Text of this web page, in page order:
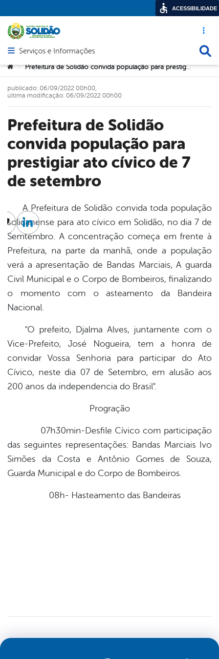
Acesso
Abrir menu principal de navegação
Serviços e Informações
Você está aqui:
> Prefeitura de Solidão convida população para prestigiar ato cívico de 7 de setembro
Prefeitura de Solidão
convida população para
prestigiar ato cívico de 7
de setembro
publicado: 06/09/2022 00h00,
última modificação: 06/09/2022 00h00
A Prefeitura de Solidão convida toda população
solidanense para ato cívico em Solidão, no dia 7 de
Semtembro. A concentração começa em frente à
Prefeitura, na parte da manhã, onde a população
verá a apresentação de Bandas Marciais, A guarda
Civil Municipal e o Corpo de Bombeiros, finalizando
o momento com o asteamento da Bandeira
Nacional.
"O prefeito, Djalma Alves, juntamente com o
Vice-Prefeito, José Nogueira, tem a honra de
convidar Vossa Senhoria para participar do Ato
Cívico, neste dia 07 de Setembro, em alusão aos
200 anos da independencia do Brasil".
Progração
07h30min-Desfile Cívico com participação
das seguintes representações: Bandas Marciais Ivo
Simões da Costa e Antônio Gomes de Souza,
Guarda Municipal e do Corpo de Bombeiros.
08h- Hasteamento das Bandeiras
Twitter
Linkedin
ACESSIBILIDADE